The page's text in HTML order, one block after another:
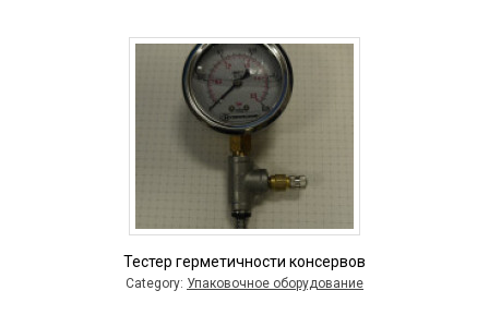
Тестер герметичности консервов
Category: Упаковочное оборудование